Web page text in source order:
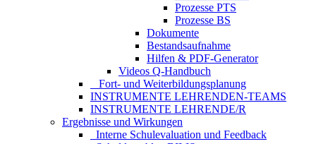
Prozesse PTS
Prozesse BS
Dokumente
Bestandsaufnahme
Hilfen & PDF-Generator
Videos Q-Handbuch
_ Fort- und Weiterbildungsplanung
INSTRUMENTE LEHRENDEN-TEAMS
INSTRUMENTE LEHRENDE/R
Ergebnisse und Wirkungen
_Interne Schulevaluation und Feedback